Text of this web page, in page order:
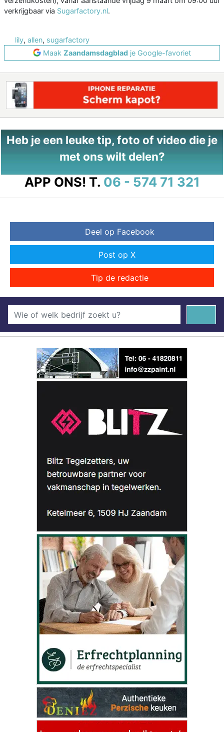
verkrijgbaar via Sugarfactory.nl.
lily, allen, sugarfactory
Maak Zaandamsdagblad je Google-favoriet
Heb je een leuke tip, foto of video die je
met ons wilt delen?
APP ONS! T. 06 - 574 71 321
Deel op Facebook
Post op X
Tip de redactie